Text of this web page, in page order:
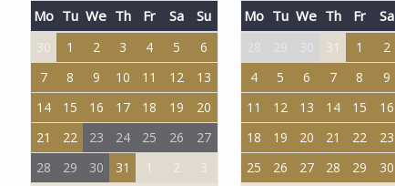
Mo Tu We Th Fr Sa Su
30 1 2 3 4 5
6
7
8 9 10 11 12
13
14
15 16 17 18 19
20
21
22 23 24 25 26
27
28
29 30 31 1 2
3
Mo Tu We Th Fr Sa
31 1 2
4
5 6 7 8 9
11
12 13 14 15 16
18
19 20 21 22 23
25
26 27 28 29 30